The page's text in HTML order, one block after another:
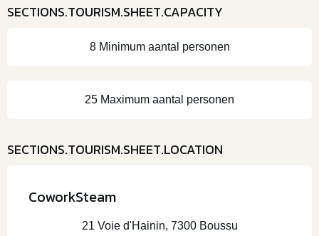
SECTIONS.TOURISM.SHEET.CAPACITY
8 Minimum aantal personen
25 Maximum aantal personen
SECTIONS.TOURISM.SHEET.LOCATION
CoworkSteam
21 Voie d'Hainin, 7300 Boussu